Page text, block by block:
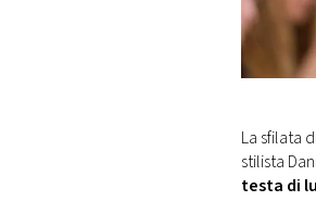
DI
MONACO
La sfilata
stilista
testa di